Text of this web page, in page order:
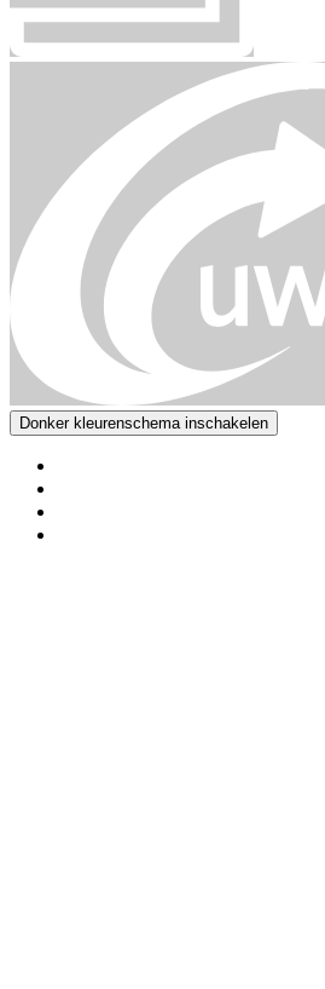
Donker kleurenschema inschakelen